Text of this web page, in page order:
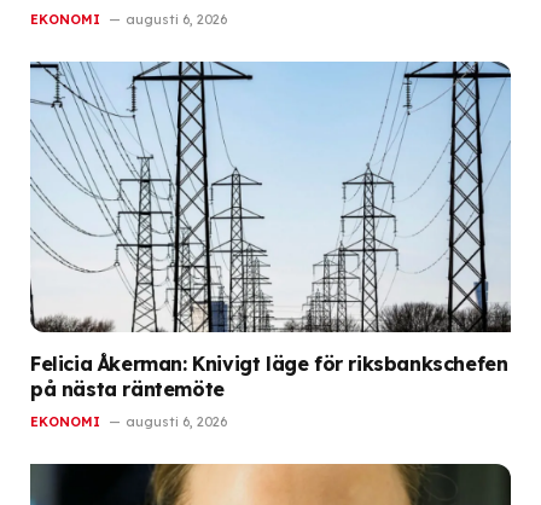
EKONOMI augusti 6, 2026
Felicia Åkerman: Knivigt läge för riksbankschefen
på nästa räntemöte
EKONOMI augusti 6, 2026